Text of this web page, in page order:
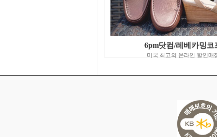
6pm닷컴/레베카밍코
미국 최고의 온라인 할인매